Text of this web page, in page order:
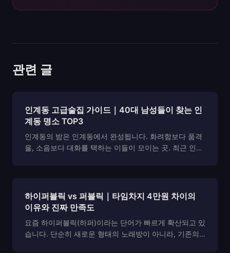
관련 글
인계동 고급술집 가이드｜40대 남성들이 찾는 인
계동 명소 TOP3
인계동의 밤은 인계동에서 완성됩니다. 화려함보다 품격
을, 소음보다 대화를 택하는 이들이 모이는 곳. 최근 인계
하이퍼블릭 vs 퍼블릭｜타임차지 4만원 차이의
이유와 진짜 만족도
요즘 하이퍼블릭(하퍼)이라는 단어가 빠르게 확산되고 있
습니다. 단순히 새로운 형태의 노래방이 아니라, 기존의